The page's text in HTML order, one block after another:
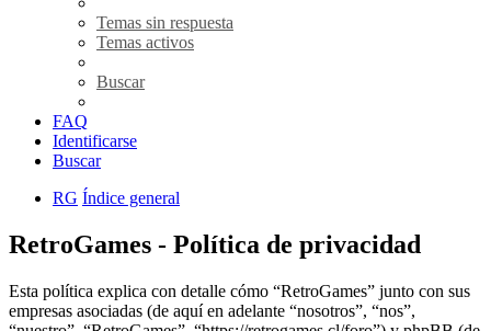
Temas sin respuesta
Temas activos
Buscar
FAQ
Identificarse
Buscar
RG Índice general
RetroGames - Política de privacidad
Esta política explica con detalle cómo “RetroGames” junto con sus
empresas asociadas (de aquí en adelante “nosotros”, “nos”,